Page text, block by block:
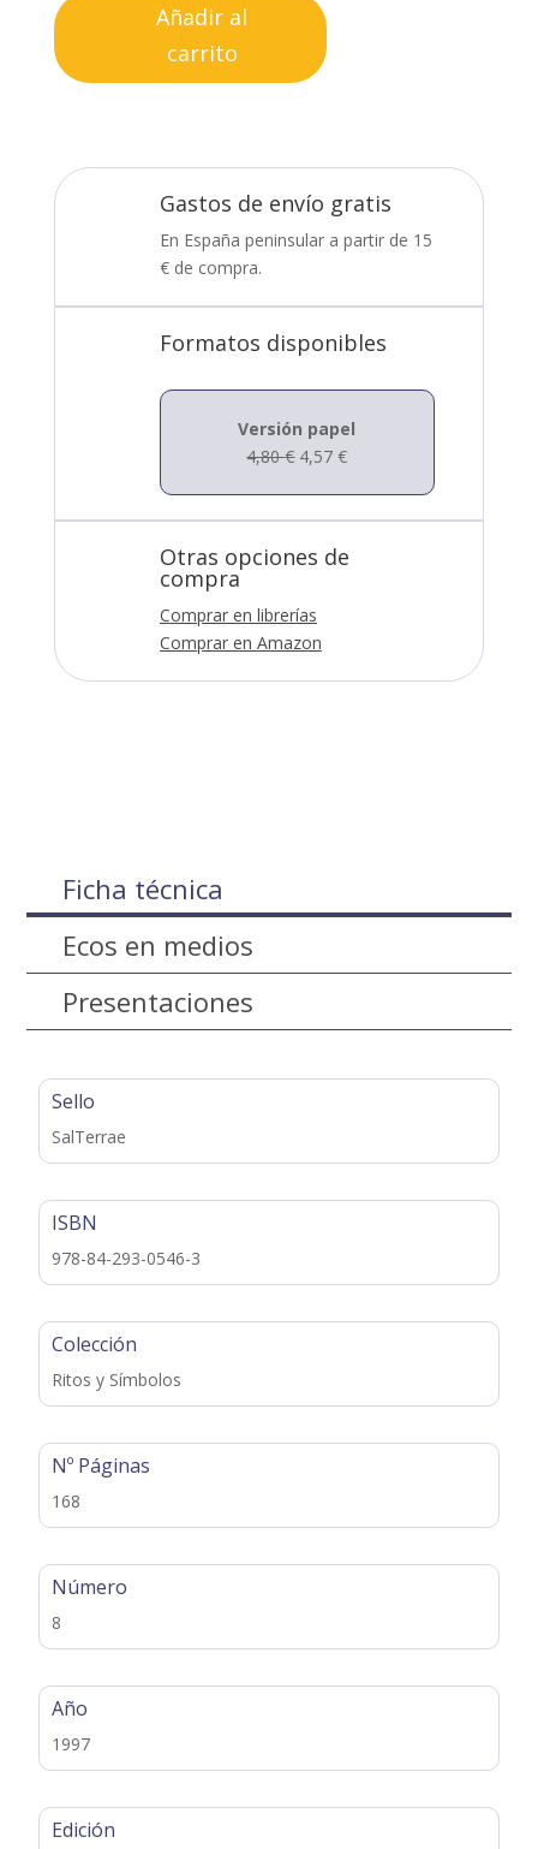
Añadir al
carrito
Gastos de envío gratis
En España peninsular a partir de 15
€ de compra.
Formatos disponibles
Versión papel
4,80€ 4,57€
Otras opciones de
compra
Comprar en librerías
Comprar en Amazon
Ficha técnica
Ecos en medios
Presentaciones
Sello
SalTerrae
ISBN
978-84-293-0546-3
Colección
Ritos y Símbolos
Nº Páginas
168
Número
8
Año
1997
Edición